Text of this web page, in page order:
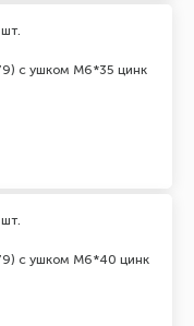
с ушком М6*35 цинк
шт.
с ушком М6*40 цинк
шт.